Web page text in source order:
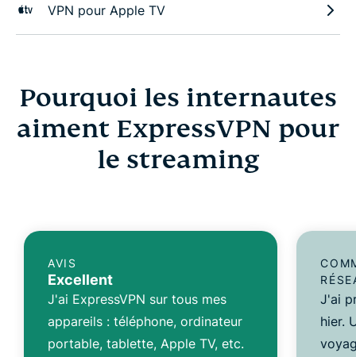
VPN pour Apple TV
Pourquoi les internautes
aiment ExpressVPN pour
le streaming
AVIS
Excellent
J'ai ExpressVPN sur tous mes
appareils : téléphone, ordinateur
portable, tablette, Apple TV, etc.
J'ai
hier.